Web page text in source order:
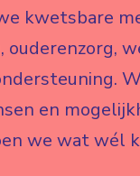
kwetsbare
ouderenzorg,
en
we wat wél